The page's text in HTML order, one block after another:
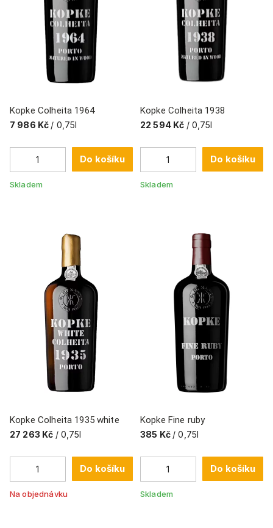
Kopke Colheita 1964
7 986 Kč / 0,75l
Do košíku
Skladem
Kopke Colheita 1938
22 594 Kč / 0,75l
Do košíku
Skladem
Kopke Colheita 1935 white
27 263 Kč / 0,75l
Do košíku
Na objednávku
Kopke Fine ruby
385 Kč / 0,75l
Do košíku
Skladem